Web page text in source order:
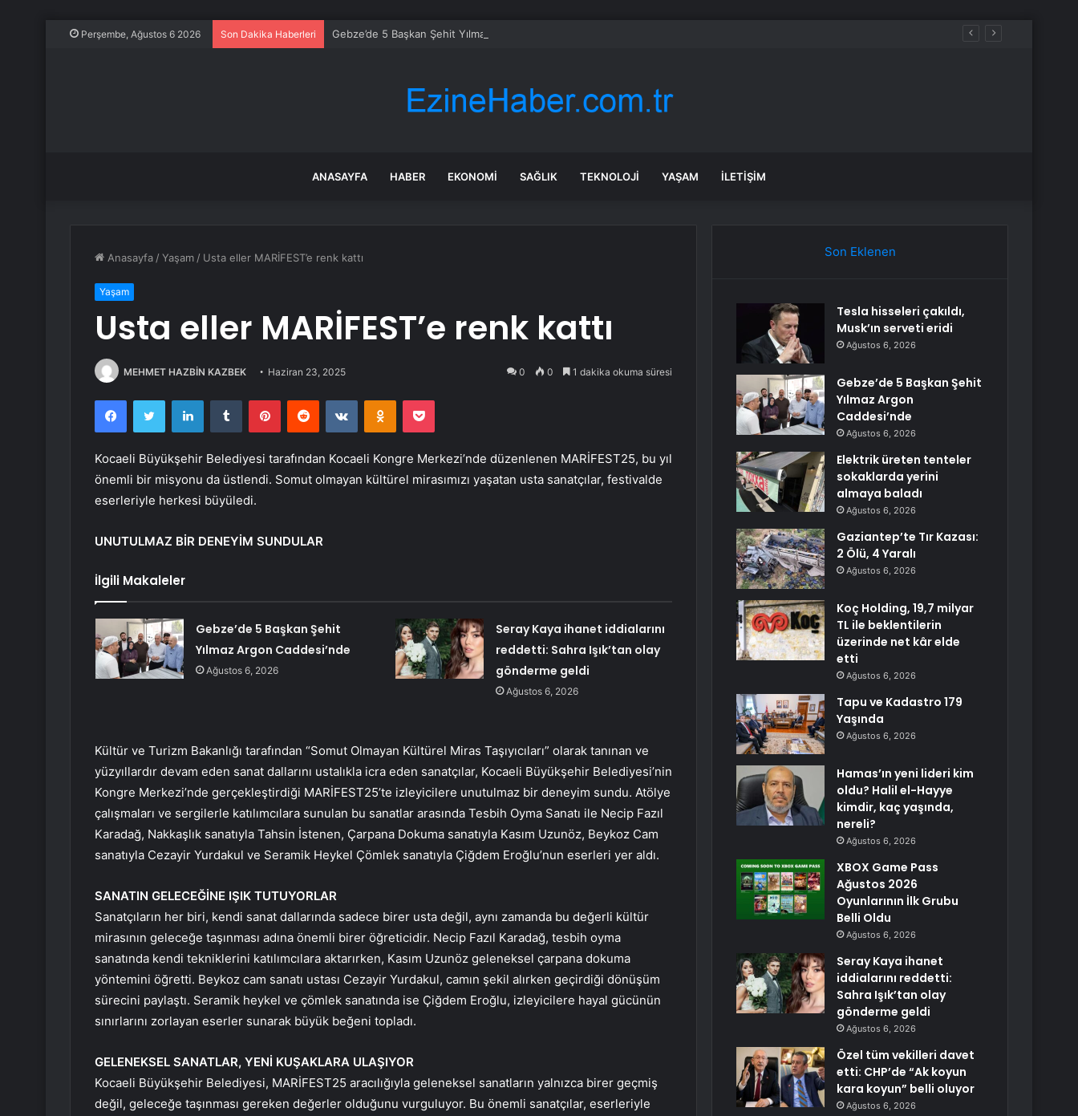
Perşembe, Ağustos 6 2026 Son Dakika Haberleri Gebze’de 5 Başkan Şehit Yılmaz Argon Caddesi’nde
ANASAYFA HABER EKONOMI SAĞLIK TEKNOLOJI YAŞAM İLETIŞIM
Anasayfa /Yaşam / Usta eller MARİFEST’e renk kattı
Yaşam
Usta eller MARİFEST’e renk kattı
MEHMET HAZBİN KAZBEK Haziran 23, 2025 0 0 1 dakika okuma süresi
FacebookTwitter LinkedInTumblr PinterestReddit VKontakteOdnoklassniki
Pocket
Kocaeli Büyükşehir Belediyesi tarafından Kocaeli Kongre Merkezi’nde düzenlenen MARİFEST25, bu yıl
önemli bir misyonu da üstlendi. Somut olmayan kültürel mirasımızı yaşatan usta sanatçılar, festivalde
eserleriyle herkesi büyüledi.
UNUTULMAZ BİR DENEYİM SUNDULAR
İlgili Makaleler
Gebze’de 5 Başkan Şehit
Yılmaz Argon Caddesi’nde
Ağustos 6, 2026
Seray Kaya ihanet iddialarını
reddetti: Sahra Işık’tan olay
gönderme geldi
Ağustos 6, 2026
Kültür ve Turizm Bakanlığı tarafından “Somut Olmayan Kültürel Miras Taşıyıcıları” olarak tanınan ve
yüzyıllardır devam eden sanat dallarını ustalıkla icra eden sanatçılar, Kocaeli Büyükşehir Belediyesi’nin
Kongre Merkezi’nde gerçekleştirdiği MARİFEST25’te izleyicilere unutulmaz bir deneyim sundu. Atölye
çalışmaları ve sergilerle katılımcılara sunulan bu sanatlar arasında Tesbih Oyma Sanatı ile Necip Fazıl
Karadağ, Nakkaşlık sanatıyla Tahsin İstenen, Çarpana Dokuma sanatıyla Kasım Uzunöz, Beykoz Cam
sanatıyla Cezayir Yurdakul ve Seramik Heykel Çömlek sanatıyla Çiğdem Eroğlu’nun eserleri yer aldı.
SANATIN GELECEĞİNE IŞIK TUTUYORLAR
Sanatçıların her biri, kendi sanat dallarında sadece birer usta değil, aynı zamanda bu değerli kültür
mirasının geleceğe taşınması adına önemli birer öğreticidir. Necip Fazıl Karadağ, tesbih oyma
sanatında kendi tekniklerini katılımcılara aktarırken, Kasım Uzunöz geleneksel çarpana dokuma
yöntemini öğretti. Beykoz cam sanatı ustası Cezayir Yurdakul, camın şekil alırken geçirdiği dönüşüm
sürecini paylaştı. Seramik heykel ve çömlek sanatında ise Çiğdem Eroğlu, izleyicilere hayal gücünün
sınırlarını zorlayan eserler sunarak büyük beğeni topladı.
GELENEKSEL SANATLAR, YENİ KUŞAKLARA ULAŞIYOR
Kocaeli Büyükşehir Belediyesi, MARİFEST25 aracılığıyla geleneksel sanatların yalnızca birer geçmiş
değil, geleceğe taşınması gereken değerler olduğunu vurguluyor. Bu önemli sanatçılar, eserleriyle
Son Eklenen
Tesla hisseleri çakıldı,
Musk’ın serveti eridi
Ağustos 6, 2026
Gebze’de 5 Başkan Şehit
Yılmaz Argon
Caddesi’nde
Ağustos 6, 2026
Elektrik üreten tenteler
sokaklarda yerini
almaya baladı
Ağustos 6, 2026
Gaziantep’te Tır Kazası:
2 Ölü, 4 Yaralı
Ağustos 6, 2026
Koç Holding, 19,7 milyar
TL ile beklentilerin
üzerinde net kâr elde
etti
Ağustos 6, 2026
Tapu ve Kadastro 179
Yaşında
Ağustos 6, 2026
Hamas’ın yeni lideri kim
oldu? Halil el-Hayye
kimdir, kaç yaşında,
nereli?
Ağustos 6, 2026
XBOX Game Pass
Ağustos 2026
Oyunlarının İlk Grubu
Belli Oldu
Ağustos 6, 2026
Seray Kaya ihanet
iddialarını reddetti:
Sahra Işık’tan olay
gönderme geldi
Ağustos 6, 2026
Özel tüm vekilleri davet
etti: CHP’de “Ak koyun
kara koyun” belli oluyor
Ağustos 6, 2026